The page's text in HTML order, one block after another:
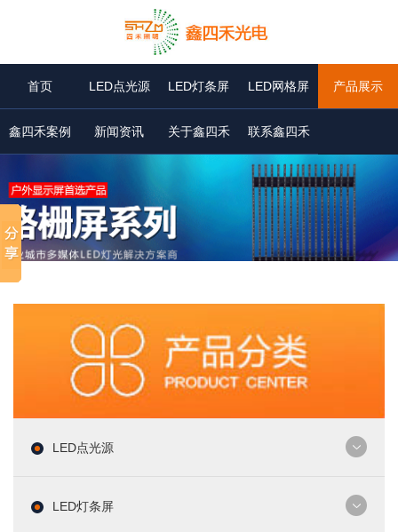
首页 LED点光源 LED灯条屏 LED网格屏 产品展示
鑫四禾案例 新闻资讯 关于鑫四禾 联系鑫四禾
LED点光源
LED灯条屏